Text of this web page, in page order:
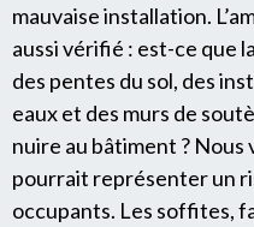
mauvaise installation.
aussi vérifié : est-ce que
des pentes du sol, des
eaux et des murs de
nuire au bâtiment ?
pourrait représenter un
occupants. Les soffites,